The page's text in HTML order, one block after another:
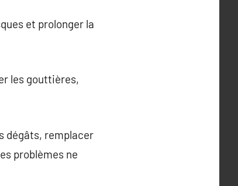
et prolonger la
les gouttières,
dégâts, remplacer
problèmes ne